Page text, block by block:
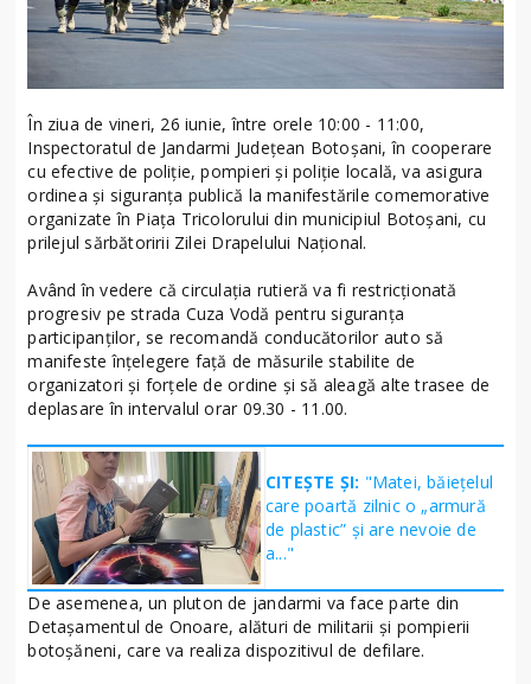
În ziua de vineri, 26 iunie, între orele 10:00 - 11:00,
Inspectoratul de Jandarmi Județean Botoșani, în cooperare
cu efective de poliție, pompieri și poliție locală, va asigura
ordinea și siguranța publică la manifestările comemorative
organizate în Piața Tricolorului din municipiul Botoșani, cu
prilejul sărbătoririi Zilei Drapelului Național.
Având în vedere că circulația rutieră va fi restricționată
progresiv pe strada Cuza Vodă pentru siguranța
participanților, se recomandă conducătorilor auto să
manifeste înțelegere față de măsurile stabilite de
organizatori și forțele de ordine și să aleagă alte trasee de
deplasare în intervalul orar 09.30 - 11.00.
CITEȘTE ȘI: "Matei, băiețelul
care poartă zilnic o „armură
de plastic” și are nevoie de
a..."
De asemenea, un pluton de jandarmi va face parte din
Detașamentul de Onoare, alături de militarii și pompierii
botoșăneni, care va realiza dispozitivul de defilare.